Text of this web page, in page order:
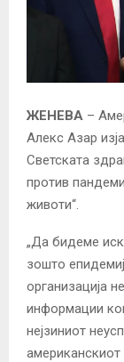
ЖЕНЕВА –
Алекс Азар
Светската
против
животи“.
„Да бидеме
зошто
организација
информации
нејзиниот